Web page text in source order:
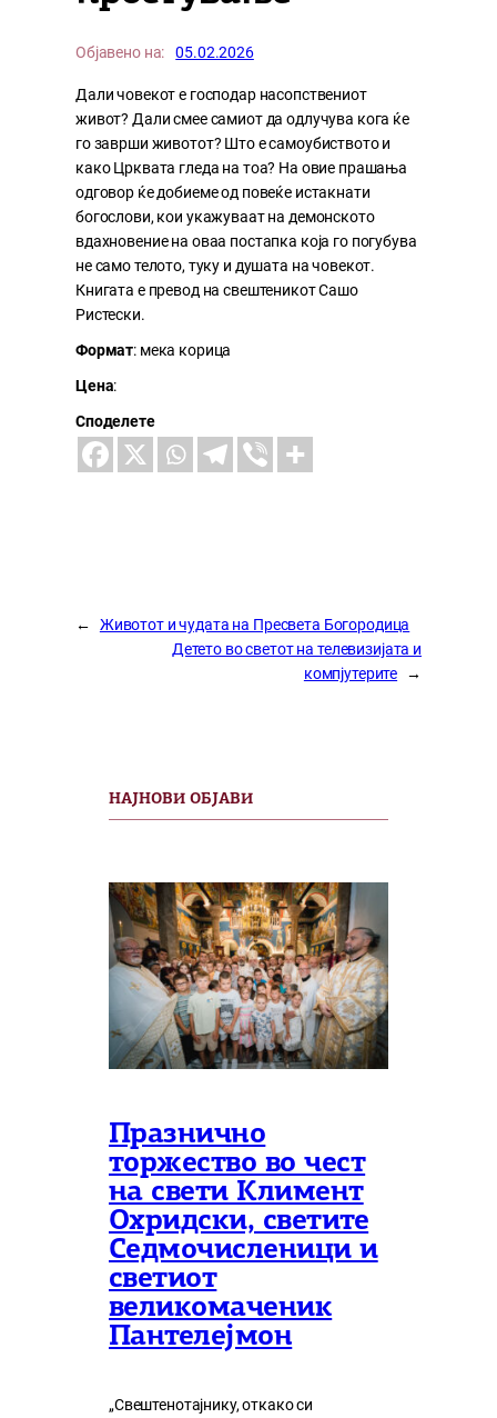
Објавено на: 05.02.2026
Дали човекот е господар насопствениот
живот? Дали смее самиот да одлучува кога ќе
го заврши животот? Што е самоубиството и
како Црквата гледа на тоа? На овие прашања
одговор ќе добиеме од повеќе истакнати
богослови, кои укажуваат на демонското
вдахновение на оваа постапка која го погубува
не само телото, туку и душата на човекот.
Книгата е превод на свештеникот Сашо
Ристески.
Формат: мека корица
Цена:
Споделете
←
Животот и чудата на Пресвета Богородица
Детето во светот на телевизијата и
компјутерите
→
НАЈНОВИ ОБЈАВИ
Празнично
торжество во чест
на свети Климент
Охридски, светите
Седмочисленици и
светиот
великомаченик
Пантелејмон
„Свештенотајнику, откако си